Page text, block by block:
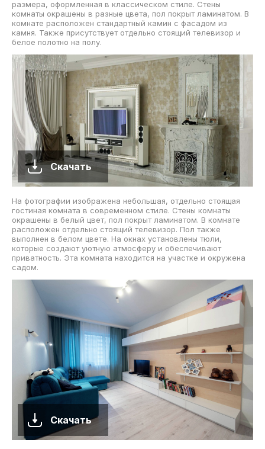
размера, оформленная в классическом стиле. Стены
комнаты окрашены в разные цвета, пол покрыт ламинатом. В
комнате расположен стандартный камин с фасадом из
камня. Также присутствует отдельно стоящий телевизор и
белое полотно на полу.
Скачать
На фотографии изображена небольшая, отдельно стоящая
гостиная комната в современном стиле. Стены комнаты
окрашены в белый цвет, пол покрыт ламинатом. В комнате
расположен отдельно стоящий телевизор. Пол также
выполнен в белом цвете. На окнах установлены тюли,
которые создают уютную атмосферу и обеспечивают
приватность. Эта комната находится на участке и окружена
садом.
Скачать